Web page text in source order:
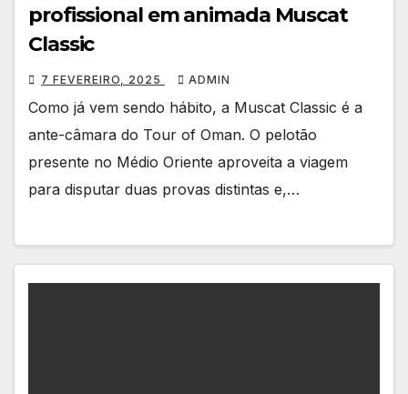
profissional em animada Muscat
Classic
7 FEVEREIRO, 2025 ADMIN
Como já vem sendo hábito, a Muscat Classic é a
ante-câmara do Tour of Oman. O pelotão
presente no Médio Oriente aproveita a viagem
para disputar duas provas distintas e,…